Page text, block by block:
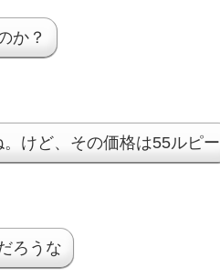
か？
けど、その価格は55ルピー
ろうな